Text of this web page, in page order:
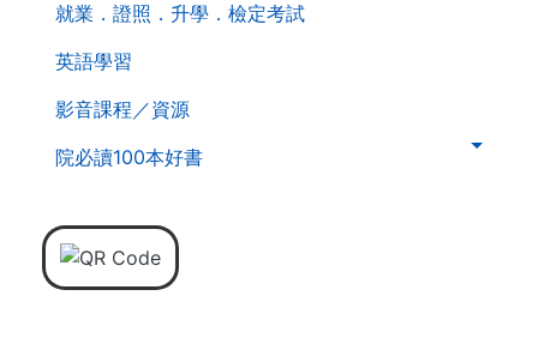
就業．證照．升學．檢定考試
英語學習
影音課程／資源
院必讀100本好書